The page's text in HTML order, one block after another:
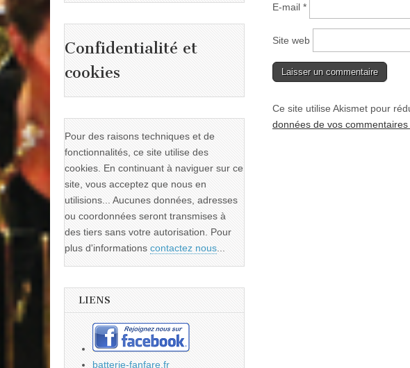
E-mail *
Site web
Ce site utilise Akismet pour
données de vos
Confidentialité et
cookies
Pour des raisons techniques et de
fonctionnalités, ce site utilise des
cookies. En continuant à naviguer sur ce
site, vous acceptez que nous en
utilisions... Aucunes données, adresses
ou coordonnées seront transmises à
des tiers sans votre autorisation. Pour
plus d'informations contactez nous...
LIENS
batterie-fanfare.fr